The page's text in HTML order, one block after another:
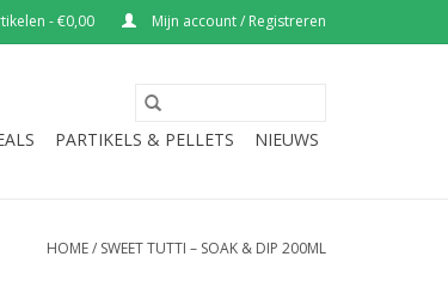
- €0,00 Mijn account / Registreren
PARTIKELS & PELLETS NIEUWS
HOME/ SWEET TUTTI – SOAK & DIP 200ML